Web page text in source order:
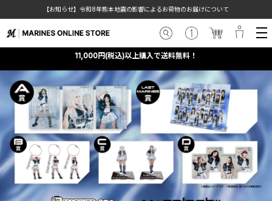
【お知らせ】令和8年熊本地震の影響によるお荷物のお届けについて
11,000円(税込)以上購入で送料無料！